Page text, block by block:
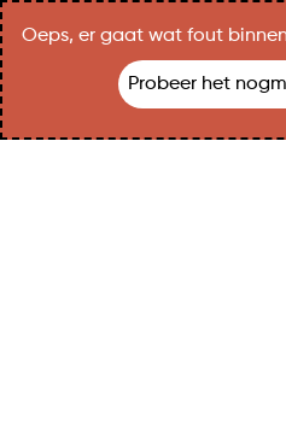
Oeps, er gaat wat fout
Probeer het